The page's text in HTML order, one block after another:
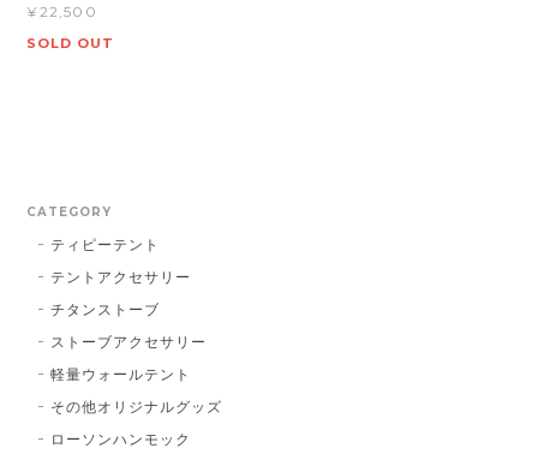
¥22,500
SOLD OUT
CATEGORY
ティピーテント
テントアクセサリー
チタンストーブ
ストーブアクセサリー
軽量ウォールテント
その他オリジナルグッズ
ローソンハンモック